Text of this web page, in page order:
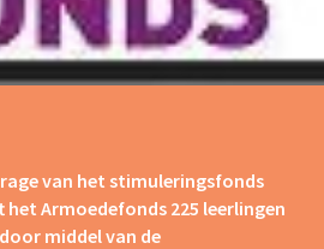
van het stimuleringsfonds
Armoedefonds 225 leerlingen
middel van de